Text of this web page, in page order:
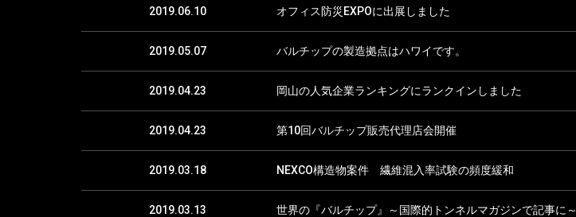
2019.06.10 オフィス防災EXPOに出展しました
2019.05.07 バルチップの製造拠点はハワイです。
2019.04.23 岡山の人気企業ランキングにランクインしました
2019.04.23 第10回バルチップ販売代理店会開催
2019.03.18 NEXCO構造物案件 繊維混入率試験の頻度緩和
2019.03.13 世界の『バルチップ』～国際的トンネルマガジンで記事に～